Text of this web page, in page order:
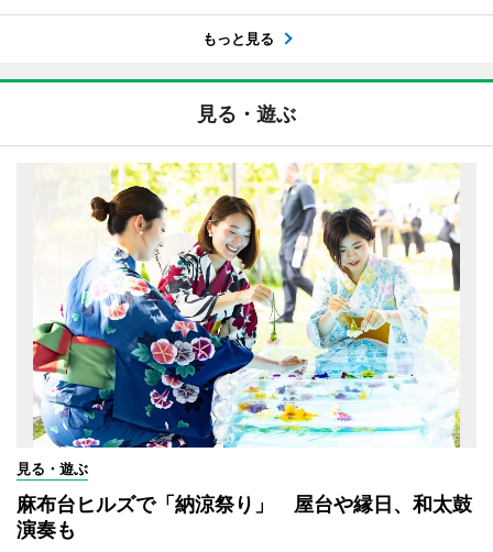
もっと見る
見る・遊ぶ
見る・遊ぶ
麻布台ヒルズで「納涼祭り」 屋台や縁日、和太鼓
演奏も